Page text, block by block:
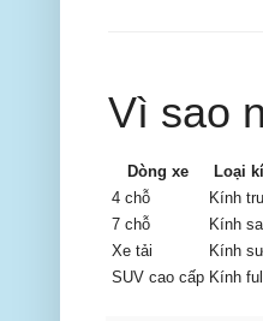
Vì sao
Dòng xe Loại
4 chỗ
Kính
7 chỗ
Kính
Xe tải
Kính
SUV cao cấp Kính